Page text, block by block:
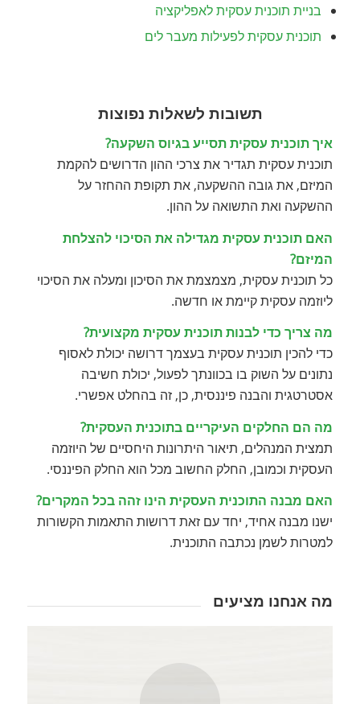
בניית תוכנית עסקית לאפליקציה
תוכנית עסקית לפעילות מעבר לים
תשובות לשאלות נפוצות
איך תוכנית עסקית תסייע בגיוס השקעה?
תוכנית עסקית תגדיר את צרכי ההון הדרושים להקמת
המיזם, את גובה ההשקעה, את תקופת ההחזר על
ההשקעה ואת התשואה על ההון.
האם תוכנית עסקית מגדילה את הסיכוי להצלחת
המיזם?
כל תוכנית עסקית, מצמצמת את הסיכון ומעלה את הסיכוי
ליוזמה עסקית קיימת או חדשה.
מה צריך כדי לבנות תוכנית עסקית מקצועית?
כדי להכין תוכנית עסקית בעצמך דרושה יכולת לאסוף
נתונים על השוק בו בכוונתך לפעול, יכולת חשיבה
אסטרטגית והבנה פיננסית, כן, זה בהחלט אפשרי.
מה הם החלקים העיקריים בתוכנית העסקית?
תמצית המנהלים, תיאור היתרונות היחסיים של היוזמה
העסקית וכמובן, החלק החשוב מכל הוא החלק הפיננסי.
האם מבנה התוכנית העסקית הינו זהה בכל המקרים?
ישנו מבנה אחיד, יחד עם זאת דרושות התאמות הקשורות
למטרות לשמן נכתבה התוכנית.
מה אנחנו מציעים